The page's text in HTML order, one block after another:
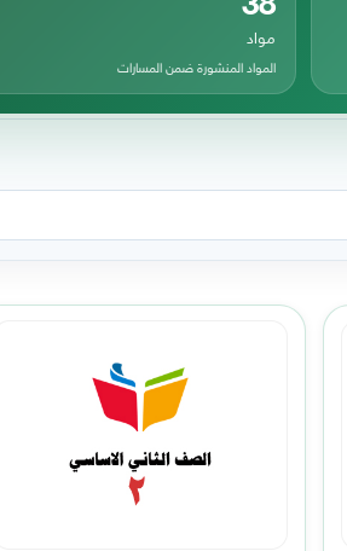
مواد
المواد المنشورة ضمن المسارات